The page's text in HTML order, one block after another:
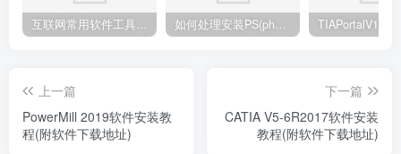
互联网常用软件工具资源汇总贴 如何处理安装PS(photoshop cc2018) 时，提示系统或者IE浏览器需要升级
上一篇
PowerMill 2019软件安装教
程(附软件下载地址)
下一篇
CATIA V5-6R2017软件安装
教程(附软件下载地址)